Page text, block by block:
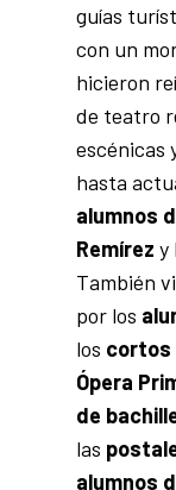
guías
con un
hicieron
de teatro
escénicas
hasta
alumnos
Remírez y
También
por los
los cortos
Ópera
de
las
alumnos